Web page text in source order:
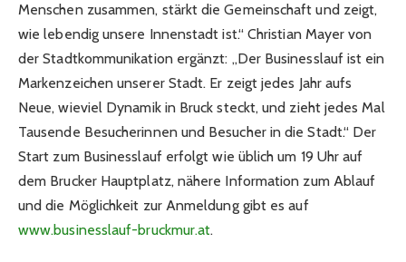
Menschen zusammen, stärkt die Gemeinschaft und zeigt,
wie lebendig unsere Innenstadt ist.“ Christian Mayer von
der Stadtkommunikation ergänzt: „Der Businesslauf ist ein
Markenzeichen unserer Stadt. Er zeigt jedes Jahr aufs
Neue, wieviel Dynamik in Bruck steckt, und zieht jedes Mal
Tausende Besucherinnen und Besucher in die Stadt.“ Der
Start zum Businesslauf erfolgt wie üblich um 19 Uhr auf
dem Brucker Hauptplatz, nähere Information zum Ablauf
und die Möglichkeit zur Anmeldung gibt es auf
www.businesslauf-bruckmur.at.